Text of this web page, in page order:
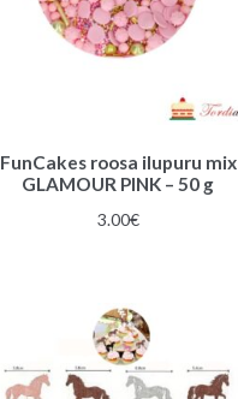
FunCakes roosa ilupuru mix
GLAMOUR PINK – 50 g
3.00€